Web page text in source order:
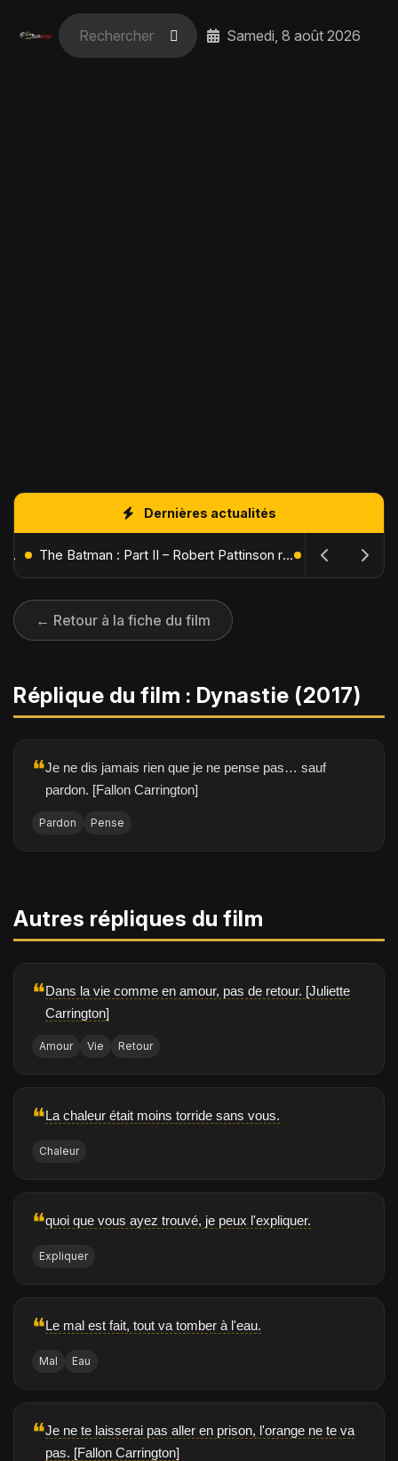
Samedi, 8 août 2026
Dernières actualités
L'Âge de Glace : Le Réveil du Volcan – Manny, Sid et Diego de retour pour une aventure explosive The Batman : Part II – Robert Pattinson replonge dans les ténèbres de Gotham dès octobre 2027
← Retour à la fiche du film
Réplique du film : Dynastie (2017)
❝Je ne dis jamais rien que je ne pense pas… sauf
pardon. [Fallon Carrington]
Pardon Pense
Autres répliques du film
❝Dans la vie comme en amour, pas de retour. [Juliette
Carrington]
Amour Vie Retour
❝La chaleur était moins torride sans vous.
Chaleur
❝quoi que vous ayez trouvé, je peux l'expliquer.
Expliquer
❝Le mal est fait, tout va tomber à l'eau.
Mal Eau
❝Je ne te laisserai pas aller en prison, l'orange ne te va
pas. [Fallon Carrington]